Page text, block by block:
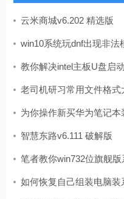
云米商城v6.202 精选版
win10系统玩dnf出现非法
教你解决intel主板U盘启动_英特尔
老司机研习常用文件格
为你操作新买华为笔记本装系统_新
智慧东路v6.111 破解版
笔者教你win732位旗舰版系
如何恢复自己组装电脑装系统_自